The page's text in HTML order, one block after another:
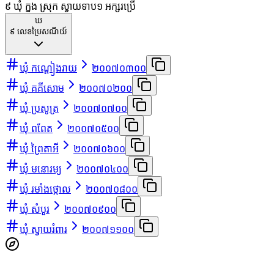
៩ ឃុំ ក្នុង ស្រុក ស្វាយទាប១ អក្សរប្រើ
ឃ
៩ លេខប្រៃសណីយ៍
ឃុំ កណ្ដៀងរាយ
២០០៧០៣០០
ឃុំ គគីសោម
២០០៧០២០០
ឃុំ ប្រសូត្រ
២០០៧០៧០០
ឃុំ ពពែត
២០០៧០៥០០
ឃុំ ព្រៃតាអី
២០០៧០៦០០
ឃុំ មនោរម្យ
២០០៧០៤០០
ឃុំ រមាំងថ្កោល
២០០៧០៨០០
ឃុំ សំបួរ
២០០៧០៩០០
ឃុំ ស្វាយរំពារ
២០០៧១១០០